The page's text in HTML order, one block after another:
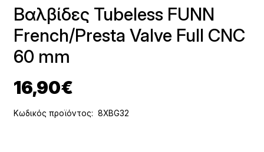
Βαλβίδες Tubeless FUNN
French/Presta Valve Full CNC
60 mm
16,90€
Κωδικός προϊόντος: 8XBG32